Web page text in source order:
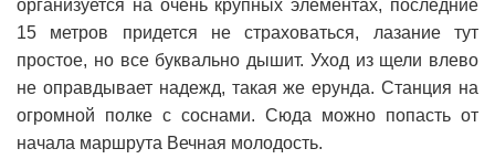
организуется на очень крупных элементах, последние
15 метров придется не страховаться, лазание тут
простое, но все буквально дышит. Уход из щели влево
не оправдывает надежд, такая же ерунда. Станция на
огромной полке с соснами. Сюда можно попасть от
начала маршрута Вечная молодость.